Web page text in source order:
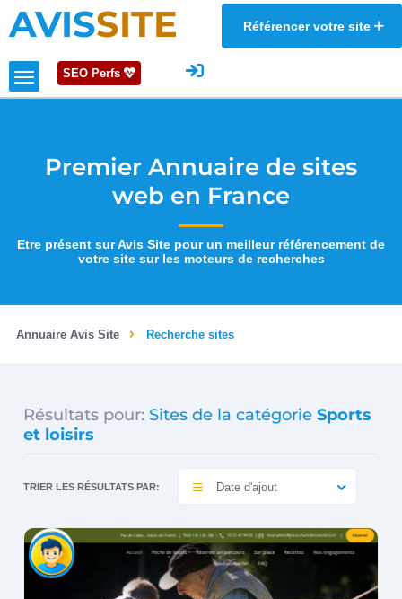
AVISSITE Référencer votre site
SEO Perfs
Premier Annuaire de sites
web en France
Etre présent sur Avis Site pour un meilleur référencement de
votre site sur les moteurs de recherches
Annuaire Avis Site Recherche sites
Résultats pour: Sites de la catégorie Sports
et loisirs
TRIER LES RÉSULTATS PAR: Date d'ajout